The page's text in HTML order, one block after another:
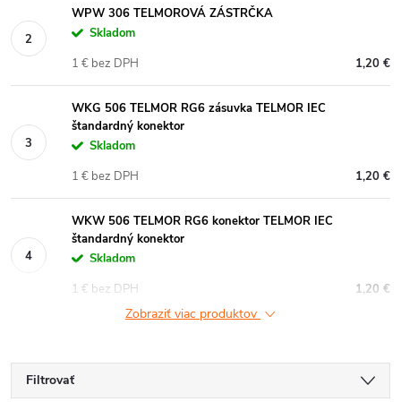
WPW 306 TELMOROVÁ ZÁSTRČKA
Skladom
1,20 €
1 € bez DPH
WKG 506 TELMOR RG6 zásuvka TELMOR IEC
štandardný konektor
Skladom
1,20 €
1 € bez DPH
WKW 506 TELMOR RG6 konektor TELMOR IEC
štandardný konektor
Skladom
1,20 €
1 € bez DPH
Zobraziť viac produktov
Filtrovať